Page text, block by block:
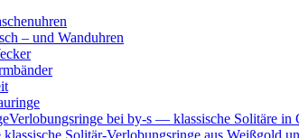
– und Wanduhren
Verlobungsringe bei by-s — klassische Solitäre in
Solitär-Verlobungsringe aus Weißgold